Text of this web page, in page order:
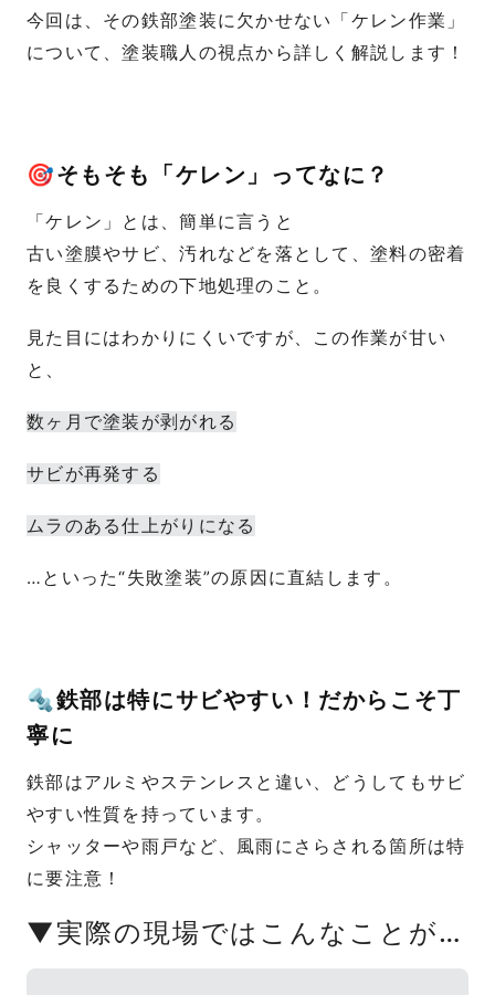
今回は、その鉄部塗装に欠かせない「ケレン作業」
について、塗装職人の視点から詳しく解説します！
🎯そもそも「ケレン」ってなに？
「ケレン」とは、簡単に言うと
古い塗膜やサビ、汚れなどを落として、塗料の密着
を良くするための下地処理のこと。
見た目にはわかりにくいですが、この作業が甘い
と、
数ヶ月で塗装が剥がれる
サビが再発する
ムラのある仕上がりになる
…といった“失敗塗装”の原因に直結します。
🔩鉄部は特にサビやすい！だからこそ丁
寧に
鉄部はアルミやステンレスと違い、どうしてもサビ
やすい性質を持っています。
シャッターや雨戸など、風雨にさらされる箇所は特
に要注意！
▼実際の現場ではこんなことが…